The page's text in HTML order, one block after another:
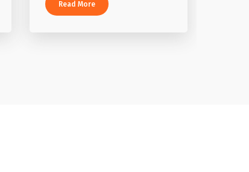
Read More